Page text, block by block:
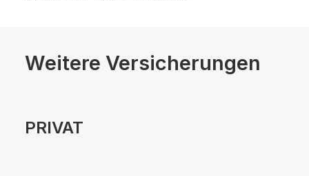
Weitere Versicherungen
PRIVAT